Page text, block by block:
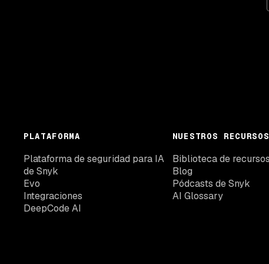
PLATAFORMA
Plataforma de seguridad para IA
de Snyk
Evo
Integraciones
DeepCode AI
NUESTROS RECURSOS
Biblioteca de recursos
Blog
Pódcasts de Snyk
AI Glossary